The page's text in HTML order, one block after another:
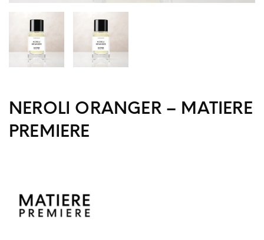
NEROLI ORANGER – MATIERE
PREMIERE